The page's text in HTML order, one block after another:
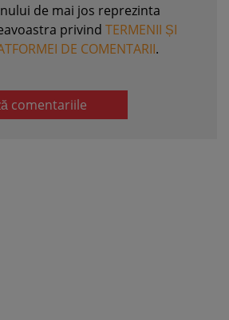
de mai jos reprezinta
privind TERMENII ȘI
DE COMENTARII.
comentariile